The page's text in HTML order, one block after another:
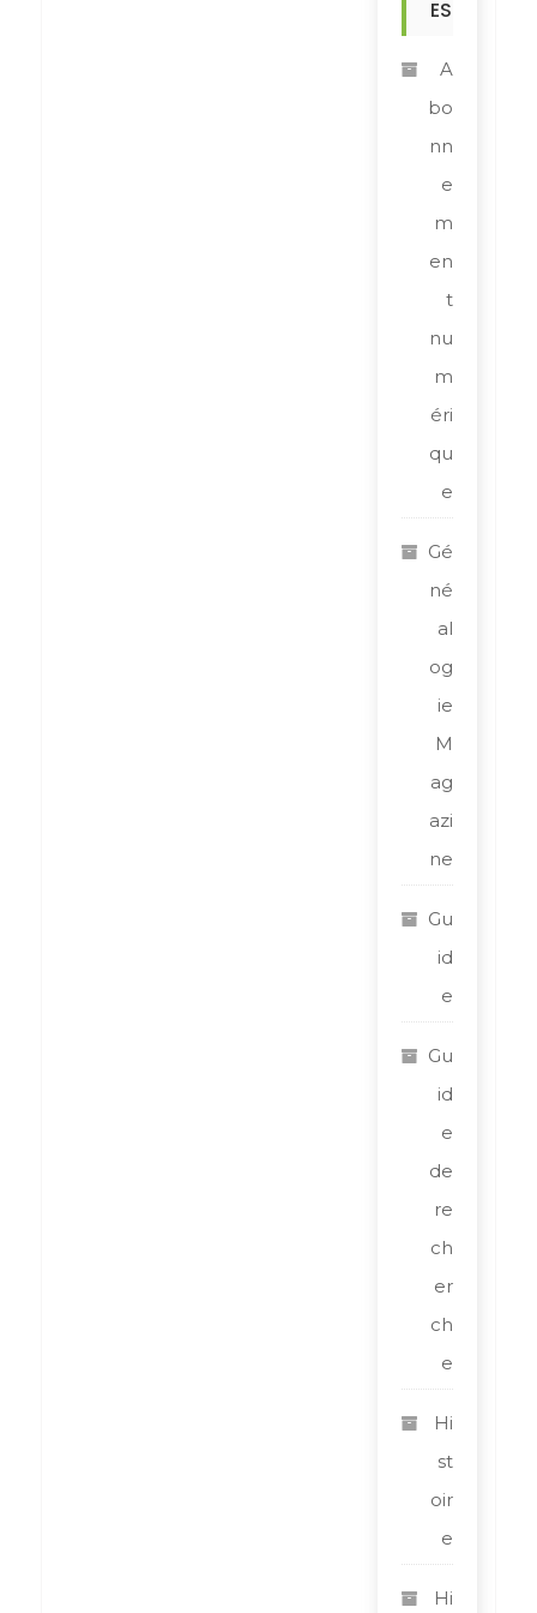
ES
A
bo
nn
e
m
en
t
nu
m
éri
qu
e
Gé
né
al
og
ie
M
ag
azi
ne
Gu
id
e
Gu
id
e
de
re
ch
er
ch
e
Hi
st
oir
e
Hi